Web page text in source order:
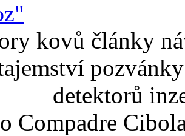
kovů články
detektorů
Compadre